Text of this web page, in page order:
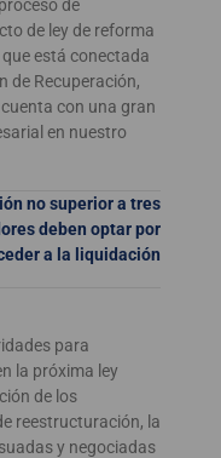
de
de ley de reforma
está conectada
de Recuperación,
con una gran
en nuestro
no superior a tres
deben optar por
a la liquidación
para
la próxima ley
de los
reestructuración, la
y negociadas